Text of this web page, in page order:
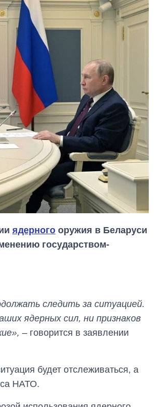
ядерного оружия в Беларуси
государством-
следить за ситуацией.
ядерных сил, ни признаков
– говорится в заявлении
будет отслеживаться, а
НАТО.
Восемь